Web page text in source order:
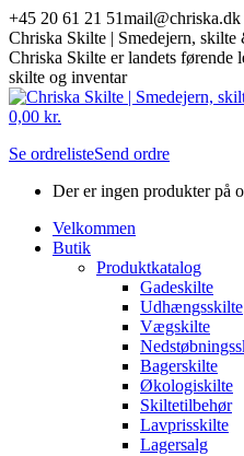
Skip
to
content
+45 20 61 21 51mail@chriska.dk
Chriska Skilte | Smedejern, skilte
Chriska Skilte er landets førende
skilte og inventar
Mail
opens
new
Facebook
opens
new
0,00 kr.
Se ordrelisteSend ordre
Der er ingen produkter på
Velkommen
Butik
Produktkatalog
Gadeskilte
Udhængsskilte
Vægskilte
Bagerskilte
Økologiskilte
Skiltetilbehør
Lavprisskilte
Lagersalg